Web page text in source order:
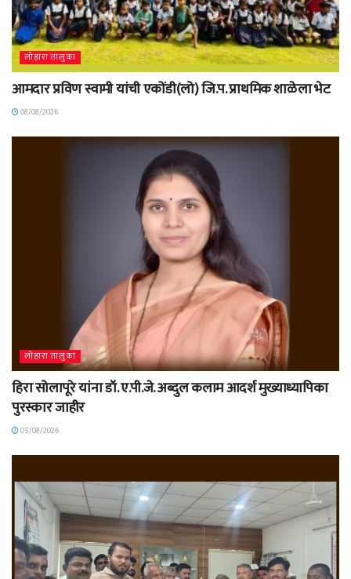
लोहारा तालुका
आमदार प्रविण स्वामी यांची एकोंडी(लो) जि.प. प्राथमिक शाळेला भेट
08/08/2026
लोहारा तालुका
हिरा सोलापूरे यांना डॉ. ए.पी.जे. अब्दुल कलाम आदर्श मुख्याध्यापिका
पुरस्कार जाहीर
05/08/2026